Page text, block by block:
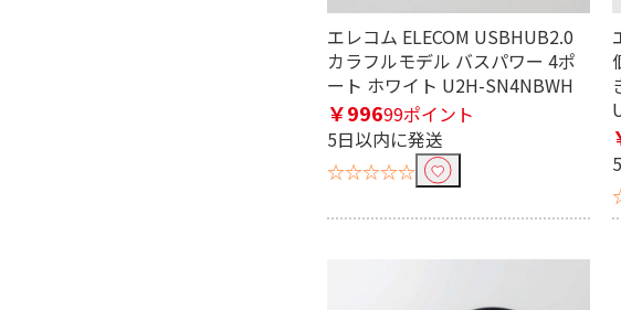
エレコム ELECOM USBHUB2.0
カラフルモデル バスパワー 4ポ
ート ホワイト U2H-SN4NBWH
￥99699ポイント
5日以内に発送
☆☆☆☆☆
USB2.0対応 USB3.0対応 USB
デュアルディスプレイで絞り込む
個別スイッチ(USBハブ)で絞り込む
USB Power Deliveryで絞り込む